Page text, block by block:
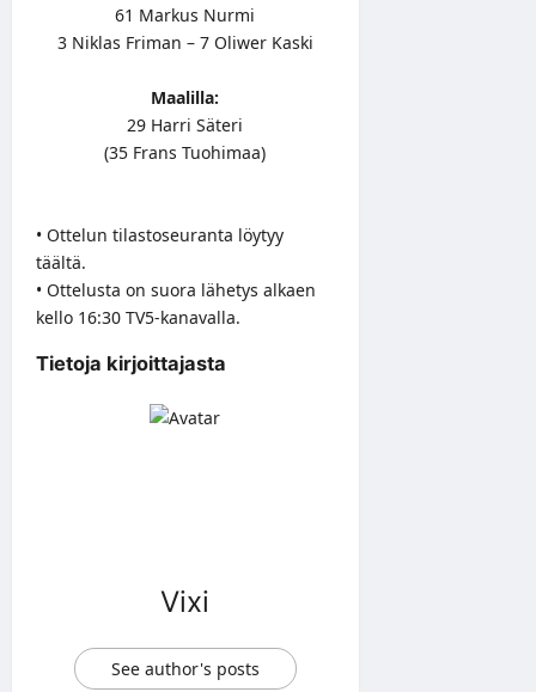
61 Markus Nurmi
3 Niklas Friman – 7 Oliwer Kaski
Maalilla:
29 Harri Säteri
(35 Frans Tuohimaa)
• Ottelun tilastoseuranta löytyy
täältä.
• Ottelusta on suora lähetys alkaen
kello 16:30 TV5-kanavalla.
Tietoja kirjoittajasta
Vixi
See author's posts